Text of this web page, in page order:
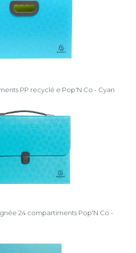
PP recyclé e Pop'N Co - Cyan
24 compartiments Pop'N Co -